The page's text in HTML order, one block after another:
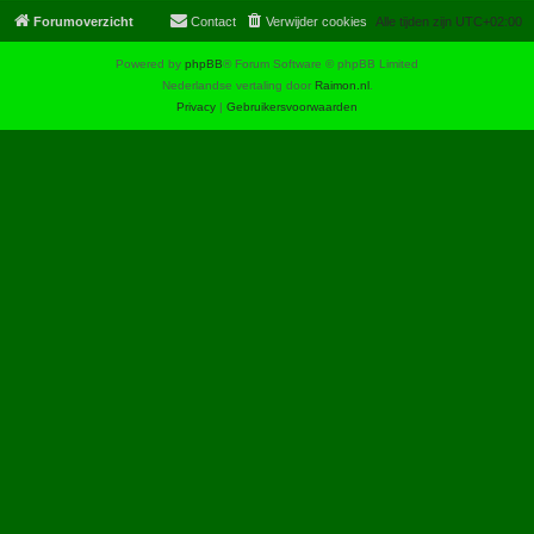
Forumoverzicht Alle tijden zijn UTC+02:00
Verwijder cookies
Contact
Powered by phpBB® Forum Software © phpBB Limited
Nederlandse vertaling door Raimon.nl.
Privacy | Gebruikersvoorwaarden